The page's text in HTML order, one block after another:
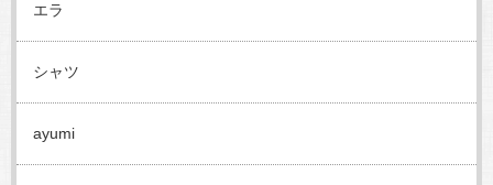
エラ
シャツ
ayumi